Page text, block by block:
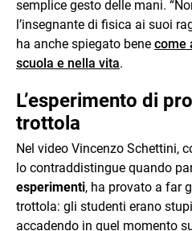
semplice gesto delle mani.
l’insegnante di fisica ai suoi
ha anche spiegato bene come
scuola e nella vita.
L’esperimento di
trottola
Nel video Vincenzo Schettini,
lo contraddistingue quando
esperimenti, ha provato a far
trottola: gli studenti erano
accadendo in quel momento